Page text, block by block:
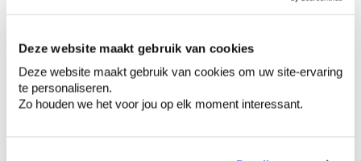
Deze website maakt gebruik van cookies
Deze website maakt gebruik van cookies om uw site-ervaring
te personaliseren.
Zo houden we het voor jou op elk moment interessant.
cadeaubon €200 € 200,00